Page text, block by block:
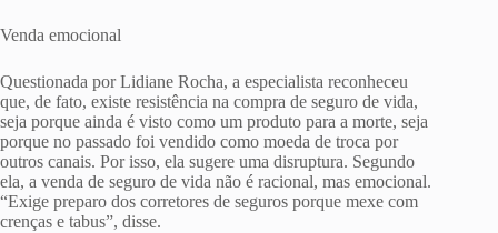
Venda emocional
Questionada por Lidiane Rocha, a especialista reconheceu
que, de fato, existe resistência na compra de seguro de vida,
seja porque ainda é visto como um produto para a morte, seja
porque no passado foi vendido como moeda de troca por
outros canais. Por isso, ela sugere uma disruptura. Segundo
ela, a venda de seguro de vida não é racional, mas emocional.
“Exige preparo dos corretores de seguros porque mexe com
crenças e tabus”, disse.